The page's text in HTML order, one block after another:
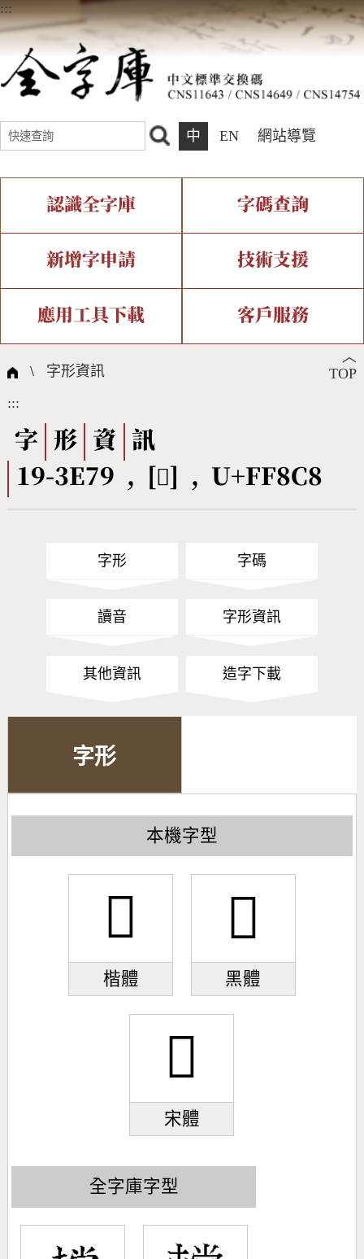
:::
中 EN 網站導覽
認識全字庫
全字庫介紹 全字庫現況
中文碼介紹 專有名詞介紹
國際字碼相關組織
字碼查詢
IDS查詢 部件查詢
複合查詢 注音查詢
筆畫查詢
筆順序查詢
CNS查詢 Unicode查詢
新增字申請
新字申請處理流程
技術支援
字形即時顯示 造字解決方案
全字庫授權 轉碼Web Service
應用工具下載
個人電腦造字處理工具
字形下載
客戶服務
問題集
熱門查詢統計
︿
TOP
\ 字形資訊
:::
字 形 資
訊
19-3E79 , [󿣈] , U+FF8C8
字形 字碼
讀音 字形資訊
其他資訊 造字下載
字形
本機字型
󿣈
楷體
󿣈
黑體
󿣈
宋體
全字庫字型